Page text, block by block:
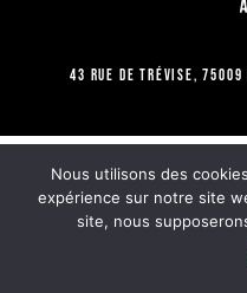
43 Rue de Trévise,
Nous utilisons des
expérience sur notre site
site, nous